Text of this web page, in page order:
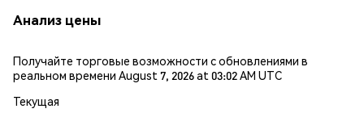
Анализ цены
Получайте торговые возможности с обновлениями в
реальном времени August 7, 2026 at 03:02 AM UTC
Текущая